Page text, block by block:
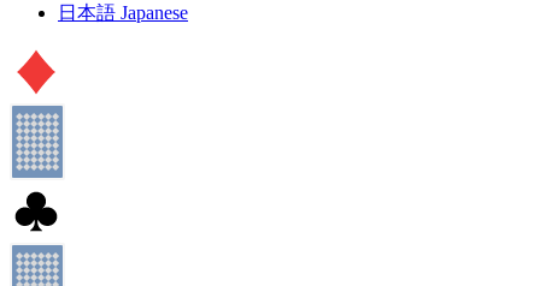
日本語 Japanese